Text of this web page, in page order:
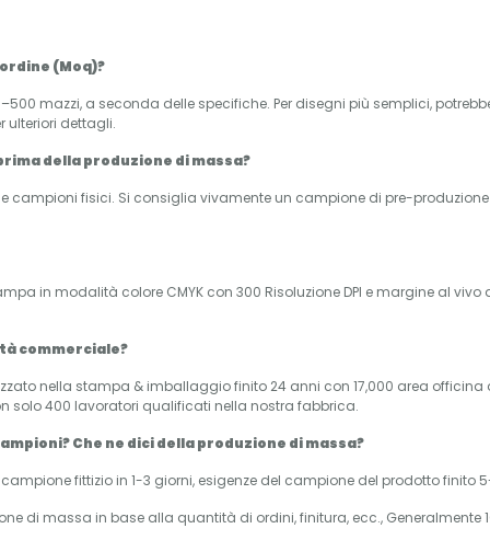
(Moq)?
mazzi, a seconda delle specifiche. Per disegni più semplici,
ulteriori dettagli.
della produzione di massa?
campioni fisici. Si consiglia vivamente un campione di pre-
in modalità colore CMYK con 300 Risoluzione DPI e margine al
commerciale?
nella stampa & imballaggio finito 24 anni con 17,000 area
solo 400 lavoratori qualificati nella nostra fabbrica.
Che ne dici della produzione di massa?
fittizio in 1-3 giorni, esigenze del campione del prodotto finito
di massa in base alla quantità di ordini, finitura, ecc., Generalmente